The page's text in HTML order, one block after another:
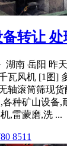
转让 处
湖南 岳阳 昨
瓦风机 [1图]
轴滚筒筛现
各种矿山设备,
,雷蒙磨,洗 ...
8511